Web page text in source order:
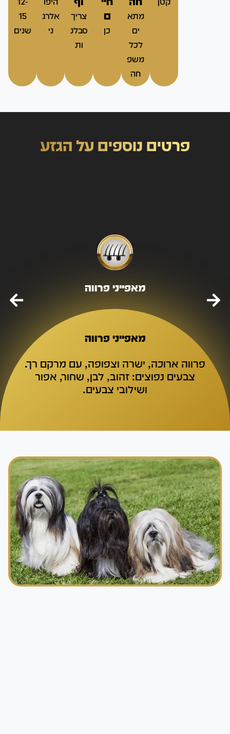
מתא
ים
לכל
משפ
חה
ם
כן
צריך
סבלנ
ות
אלרג
ני
15
שנים
פרטים נוספים על הגזע
מאפייני פרווה
מאפייני פרווה
פרווה ארוכה, ישרה וצפופה, עם מרקם רך.
צבעים נפוצים: זהוב, לבן, שחור, אפור
ושילובי צבעים.